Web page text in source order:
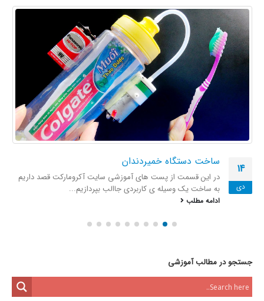
14
دی
ساخت دستگاه خمیردندان
در این قسمت از پست های آموزشی سایت آکرومارکت قصد داریم
به ساخت یک وسیله ی کاربردی جاالب بپردازیم...
ادامه مطلب
جستجو در مطالب آموزشی